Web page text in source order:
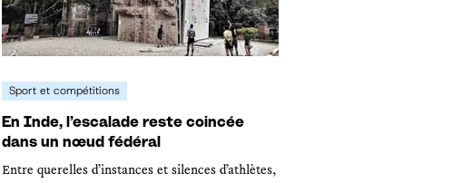
En Inde, l’escalade reste coincée
dans un nœud fédéral
Entre querelles d’instances et silences d’athlètes,
Sport et compétitions